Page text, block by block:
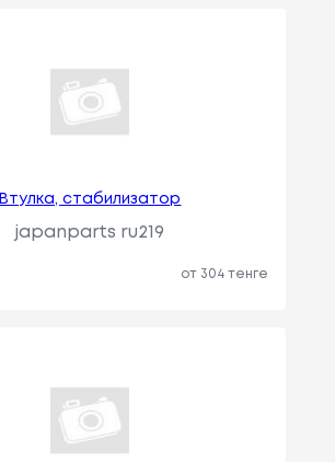
Втулка, стабилизатор
japanparts ru219
от 304 тенге